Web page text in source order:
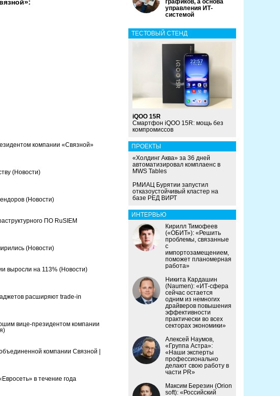
компании «Связной»
(Новости)
(Новости)
ПО RuSIEM
(Новости)
выросли на 113% (Новости)
расширяют trade-in
вице-президентом компании
компании Связной |
в течение года
графиков, а основа
управления ИТ-
системой
ТЕСТОВЫЙ СТЕНД
iQOO 15R
Смартфон iQOO 15R: мощь без
компромиссов
ПРОЕКТЫ
«Холдинг Аква» за 36 дней
автоматизировал комплаенс в
MWS Tables
РМИАЦ Бурятии запустил
отказоустойчивый кластер на
базе РЕД ВИРТ
ИНТЕРВЬЮ
Кирилл Тимофеев
(«ОБИТ»): «Решить
проблемы, связанные
с
импортозамещением,
поможет планомерная
работа»
Никита Кардашин
(Naumen): «ИТ-сфера
сейчас остается
одним из немногих
драйверов повышения
эффективности
практически во всех
секторах экономики»
Алексей Наумов,
«Группа Астра»:
«Наши эксперты
профессионально
делают свою работу в
части PR»
Максим Березин (Orion
soft): «Российский